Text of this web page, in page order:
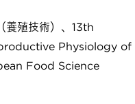
殖技術）、13th
Physiology of
Food Science